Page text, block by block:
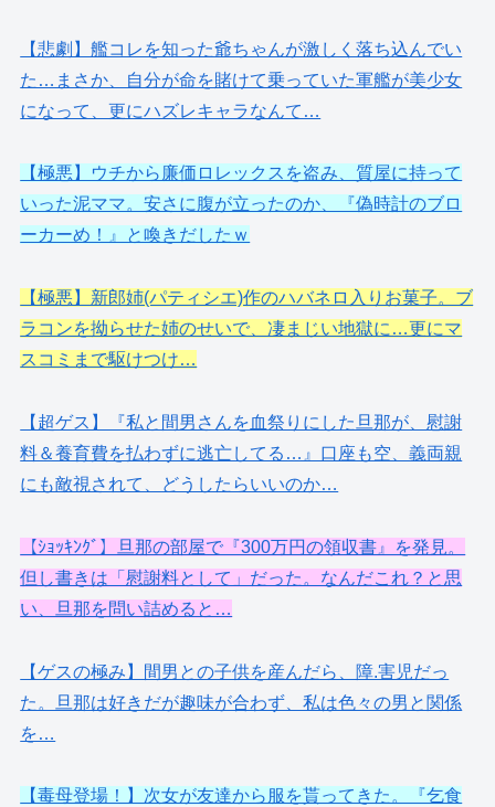
【悲劇】艦コレを知った爺ちゃんが激しく落ち込んでい
た…まさか、自分が命を賭けて乗っていた軍艦が美少女
になって、更にハズレキャラなんて…
【極悪】ウチから廉価ロレックスを盗み、質屋に持って
いった泥ママ。安さに腹が立ったのか、『偽時計のブロ
ーカーめ！』と喚きだしたｗ
【極悪】新郎姉(パティシエ)作のハバネロ入りお菓子。ブ
ラコンを拗らせた姉のせいで、凄まじい地獄に…更にマ
スコミまで駆けつけ…
【超ゲス】『私と間男さんを血祭りにした旦那が、慰謝
料＆養育費を払わずに逃亡してる…』口座も空、義両親
にも敵視されて、どうしたらいいのか…
【ｼｮｯｷﾝｸﾞ】旦那の部屋で『300万円の領収書』を発見。
但し書きは「慰謝料として」だった。なんだこれ？と思
い、旦那を問い詰めると…
【ゲスの極み】間男との子供を産んだら、障.害児だっ
た。旦那は好きだが趣味が合わず、私は色々の男と関係
を…
【毒母登場！】次女が友達から服を貰ってきた。『乞食